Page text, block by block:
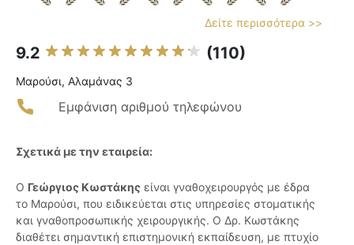
Δείτε περισσότερα >>
9.2 (110)
Μαρούσι, Αλαμάνας 3
Εμφάνιση αριθμού τηλεφώνου
Σχετικά με την εταιρεία:
Ο Γεώργιος Κωστάκης είναι γναθοχειρουργός με έδρα
το Μαρούσι, που ειδικεύεται στις υπηρεσίες στοματικής
και γναθοπροσωπικής χειρουργικής. Ο Δρ. Κωστάκης
διαθέτει σημαντική επιστημονική εκπαίδευση, με πτυχίο